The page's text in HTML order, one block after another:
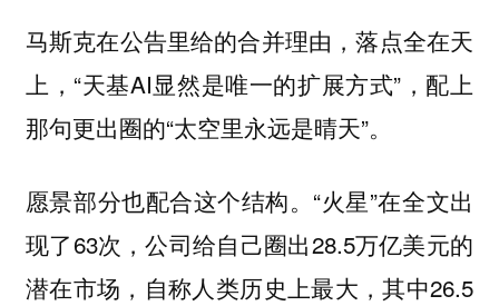
马斯克在公告里给的合并理由，落点全在天
上，“天基AI显然是唯一的扩展方式”，配上
那句更出圈的“太空里永远是晴天”。
愿景部分也配合这个结构。“火星”在全文出
现了63次，公司给自己圈出28.5万亿美元的
潜在市场，自称人类历史上最大，其中26.5